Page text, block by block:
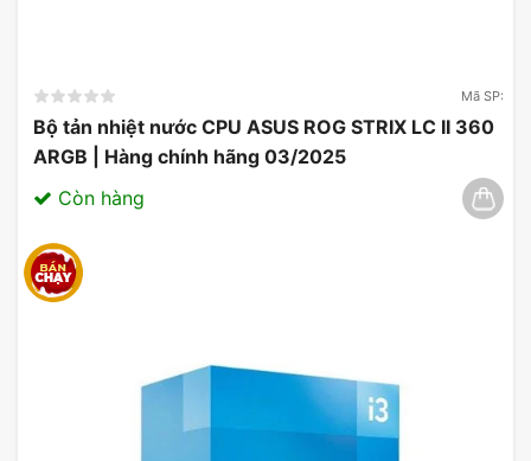
Mã SP:
Bộ tản nhiệt nước CPU ASUS ROG STRIX LC II 360
ARGB | Hàng chính hãng 03/2025
Còn hàng